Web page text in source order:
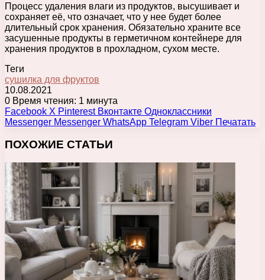
Процесс удаления влаги из продуктов, высушивает и
сохраняет её, что означает, что у нее будет более
длительный срок хранения. Обязательно храните все
засушенные продукты в герметичном контейнере для
хранения продуктов в прохладном, сухом месте.
Теги
сушилка для фруктов
10.08.2021
0 Время чтения: 1 минута
Facebook X Pinterest Вконтакте Одноклассники
Messenger Messenger WhatsApp Telegram Viber Печатать
ПОХОЖИЕ СТАТЬИ